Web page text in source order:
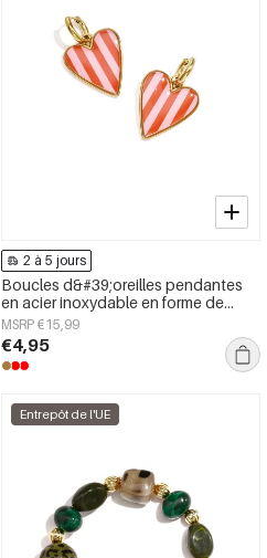
2 à 5 jours
Boucles d&#39;oreilles pendantes
en acier inoxydable en forme de
cœur, collection Daily Simple, bijoux
pour femmes
MSRP €15,99
€4,95
Entrepôt de l'UE